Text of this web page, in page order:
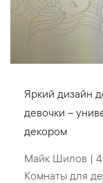
Яркий дизайн
девочки –
декором
Майк Шилов |
Комнаты для